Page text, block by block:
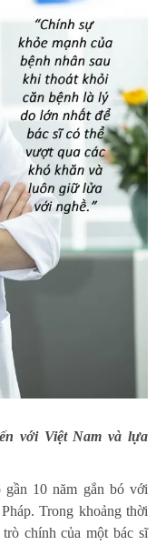
với Việt Nam và lựa
10 năm gắn bó với
Trong khoảng thời
chính của một bác sĩ